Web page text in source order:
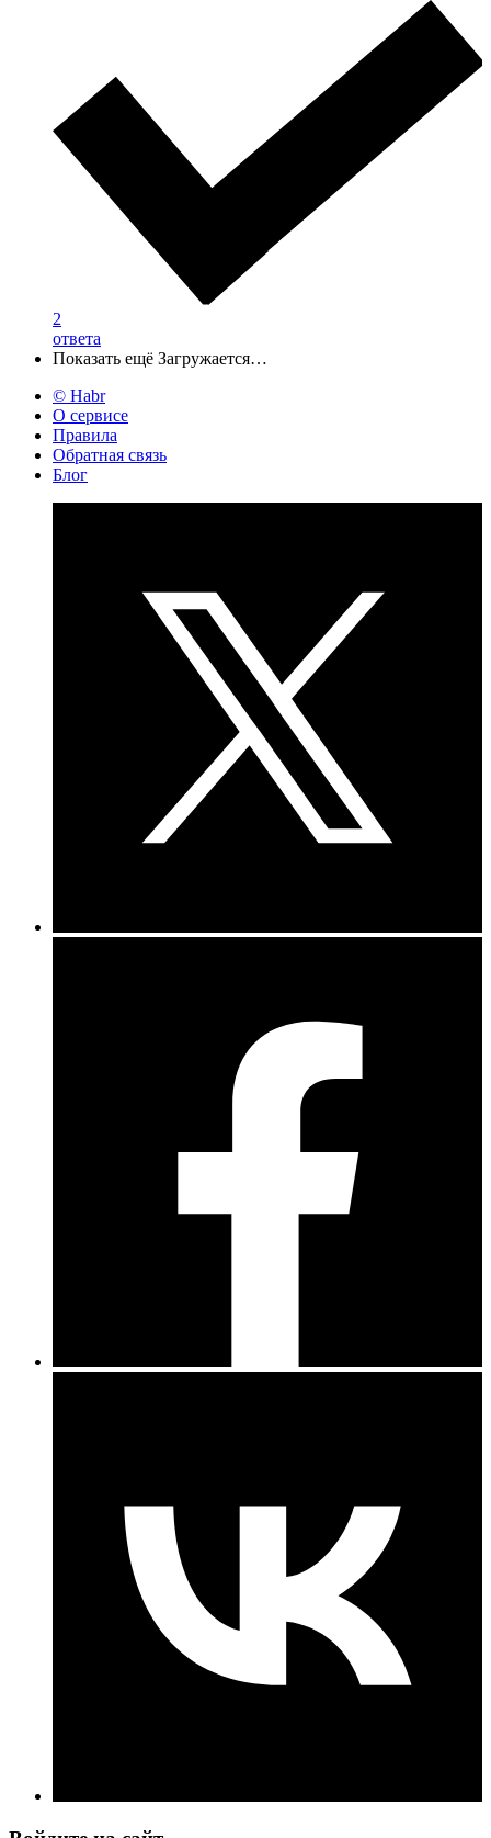
2
ответа
Показать ещё Загружается…
© Habr
О сервисе
Правила
Обратная связь
Блог